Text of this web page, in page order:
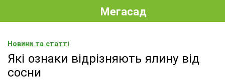
Мегасад
Новини та статті
Які ознаки відрізняють ялину від
сосни